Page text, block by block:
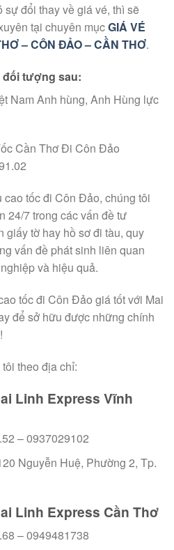
sựđổi thayvề giá vé, thì sẽ
tại chuyên mụcGIÁ VÉ
– CÔN ĐẢO – CẦN THƠ.
đối tượng sau:
Nam Anh hùng, Anh Hùng lực
Cần Thơ Đi Côn Đảo
cao tốc đi Côn Đảo, chúng tôi
24/7 trong cácvấn đề tư
giấy tờ hay hồ sơđi tàu, quy
vấn đề phát sinh liên quan
và hiệu quả.
tốc đi Côn Đảo giátốt với Mai
đểsở hữu được những chính
theo địa chỉ:
Linh Express Vĩnh
– 0937029102
Nguyễn Huệ, Phường 2, Tp.
Linh Express Cần Thơ
– 0949481738